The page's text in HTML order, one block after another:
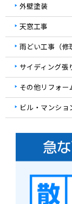
外壁塗装
天窓工事
雨どい工事（修
サイディング張
その他リフォー
ビル・マンシ